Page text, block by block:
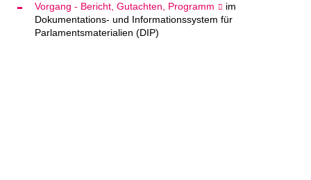
Vorgang - Bericht, Gutachten, Programm
im
Dokumentations- und Informationssystem für
Parlamentsmaterialien (DIP)